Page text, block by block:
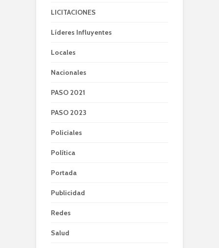
LICITACIONES
Líderes Influyentes
Locales
Nacionales
PASO 2021
PASO 2023
Policiales
Política
Portada
Publicidad
Redes
Salud